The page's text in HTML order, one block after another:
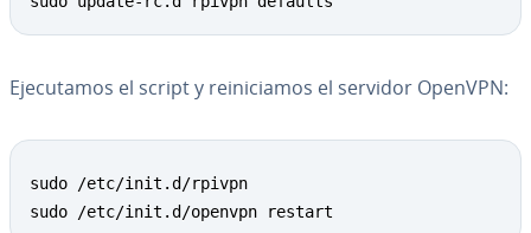
Eje­cu­ta­mos el script y re­ini­cia­mos el servidor OpenVPN:
sudo /etc/init.d/rpivpn
sudo /etc/init.d/openvpn restart